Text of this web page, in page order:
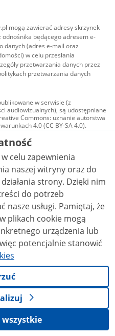
mogą zawierać adresy skrzynek
będącego adresem e-
danych (adres e-mail oraz
w celu przesłania
przetwarzania danych przez
przetwarzania danych
w serwisie (z
audiowizualnych), są udostępniane
Commons: uznanie autorstwa
4.0 (CC BY-SA 4.0).
w tym zdjęcia, materiały
na licencji typu
uznanie autorstwa użycie
utworów zależnych 4.0 (CC BY-
jest to stwierdzone inaczej.
celu zapewnienia
naszej witryny oraz do
strony. Dzięki nim
do potrzeb
Pamiętaj, że
plikach cookie mogą
urządzenia lub
potencjalnie stanowić
wszystkie